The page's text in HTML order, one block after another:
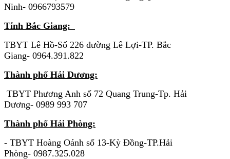
Ninh- 0966793579
Tỉnh Bắc Giang:
TBYT Lê Hồ-Số 226 đường Lê Lợi-TP. Bắc
Giang- 0964.391.822
Thành phố Hải Dương:
TBYT Phương Anh số 72 Quang Trung-Tp. Hải
Dương- 0989 993 707
Thành phố Hải Phòng:
- TBYT Hoàng Oánh số 13-Kỳ Đồng-TP.Hải
Phòng- 0987.325.028